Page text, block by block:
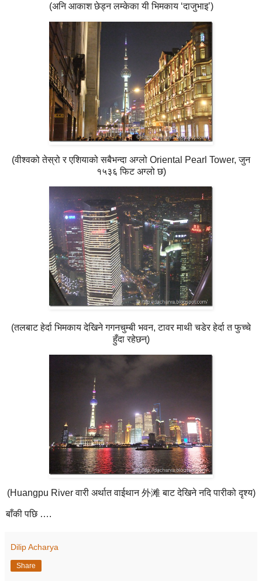
(अनि आकाश छेड्न लम्केका यी भिमकाय ‘दाजुभाइ’)
(वीश्वको तेस्रो र एशियाको सबैभन्दा अग्लो Oriental Pearl Tower, जुन
१५३६ फिट अग्लो छ)
(तलबाट हेर्दा भिमकाय देखिने गगनचुम्बी भवन, टावर माथी चडेर हेर्दा त फुच्चे
हुँदा रहेछन्)
(Huangpu River वारी अर्थात वाईथान 外滩 बाट देखिने नदि पारीको दृश्य)
बाँकी पछि ….
Dilip Acharya
Share